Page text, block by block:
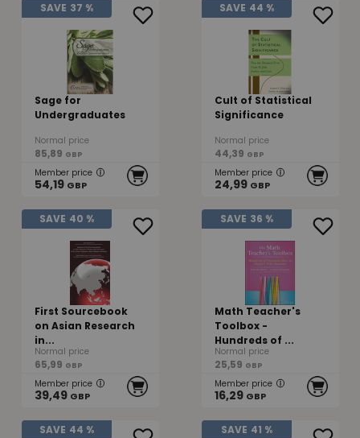
SAVE 37 %
Sage for
Undergraduates
Normal price
85,89 GBP
Member price
54,19 GBP
SAVE 44 %
Cult of Statistical
Significance
Normal price
44,39 GBP
Member price
24,99 GBP
SAVE 40 %
First Sourcebook
on Asian Research
in...
Normal price
65,99 GBP
Member price
39,49 GBP
SAVE 36 %
Math Teacher's
Toolbox -
Hundreds of ...
Normal price
25,59 GBP
Member price
16,29 GBP
SAVE 44 % SAVE 41 %